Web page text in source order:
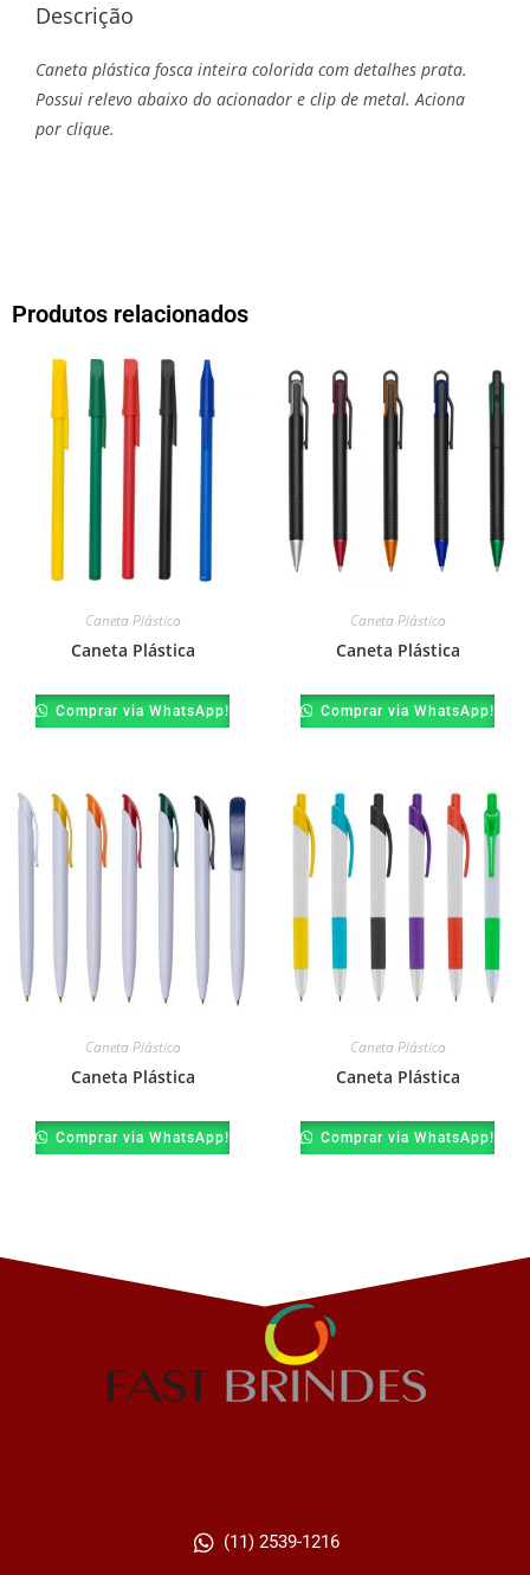
Descrição
Caneta plástica fosca inteira colorida com detalhes prata.
Possui relevo abaixo do acionador e clip de metal. Aciona
por clique.
Produtos relacionados
Caneta Plástica
Caneta Plástica
Comprar via WhatsApp!
Caneta Plástica
Caneta Plástica
Comprar via WhatsApp!
Caneta Plástica
Caneta Plástica
Comprar via WhatsApp!
Caneta Plástica
Caneta Plástica
Comprar via WhatsApp!
(11) 2539-1216